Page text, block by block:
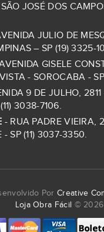
JOSÉ DOS
JULIO DE
– SP (19) 3325-
GISELE
- SOROCABA -
9 DE JULHO,
3038-7106.
- RUA PADRE VIEIRA,
SP (11) 3037-3350.
Por Creative
Loja Obra Fácil © 2026